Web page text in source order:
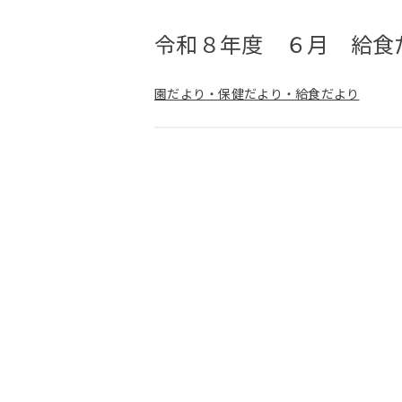
令和８年度 ６月 給食
園だより・保健だより・給食だより